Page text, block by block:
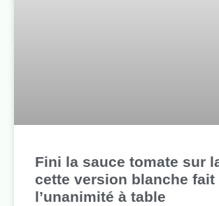
Fini la sauce tomate sur
cette version blanche fait
l’unanimité à table